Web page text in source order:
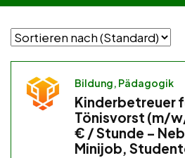
Bildung, Pädagogik
Kinderbetreuer
Tönisvorst (m/
€ / Stunde –
Minijob,